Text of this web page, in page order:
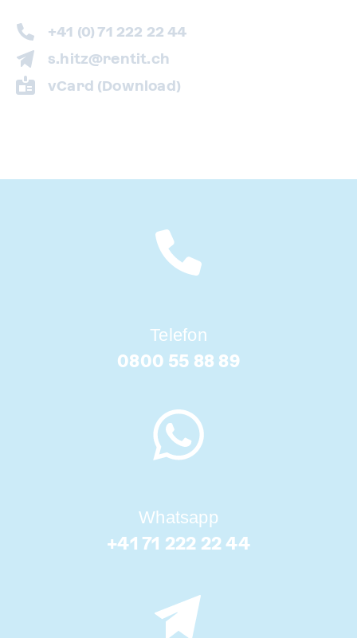
+41 (0) 71 222 22 44
s.hitz@rentit.ch
vCard (Download)
Telefon
0800 55 88 89
Whatsapp
+41 71 222 22 44